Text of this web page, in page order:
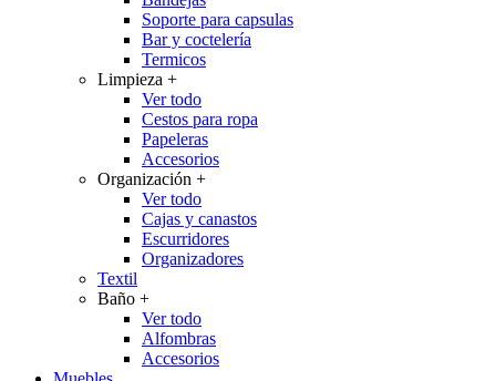
Soporte para capsulas
Bar y coctelería
Termicos
Limpieza +
Ver todo
Cestos para ropa
Papeleras
Accesorios
Organización +
Ver todo
Cajas y canastos
Escurridores
Organizadores
Textil
Baño +
Ver todo
Alfombras
Accesorios